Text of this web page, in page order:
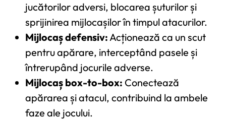
jucătorilor adversi, blocarea șuturilor și
sprijinirea mijlocașilor în timpul atacurilor.
Mijlocaș defensiv:Acționează ca un scut
pentru apărare, interceptând pasele și
întrerupând jocurile adverse.
Mijlocaș box-to-box: Conectează
apărarea și atacul, contribuind la ambele
faze ale jocului.